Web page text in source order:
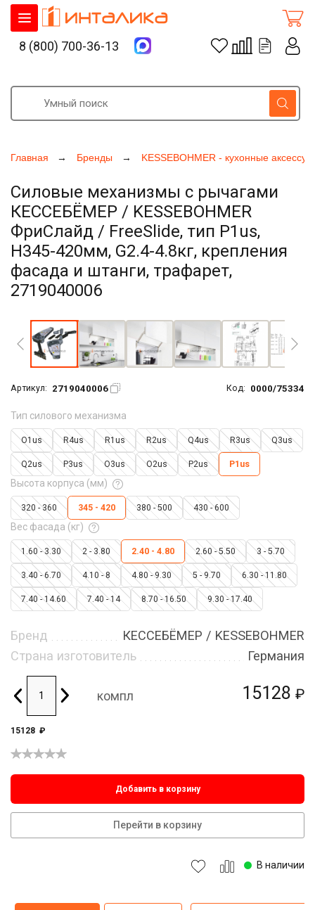
Главная Бренды KESSEBOHMER - кухонные
Силовые механизмы с рычагами
КЕССЕБЁМЕР / KESSEBOHMER
ФриСлайд / FreeSlide, тип P1us,
H345-420мм, G2.4-4.8кг, крепления
фасада и штанги, трафарет,
2719040006
Артикул: 2719040006 Код: 0000/75334
15128 ₽
Тип силового механизма
O1us R4us R1us R2us Q4us R3us Q3us
Q2us P3us O3us O2us P2us P1us
Высота корпуса (мм)
320 - 360 345 - 420 380 - 500 430 - 600
Вес фасада (кг)
1.60 - 3.30 2 - 3.80 2.40 - 4.80 2.60 - 5.50 3 - 5.70
3.40 - 6.70 4.10 - 8 4.80 - 9.30 5 - 9.70 6.30 - 11.80
7.40 - 14.60 7.40 - 14 8.70 - 16.50 9.30 - 17.40
Бренд
КЕССЕБЁМЕР / KESSEBOHMER
Страна изготовитель
Германия
компл
15128 ₽
Добавить в корзину
Перейти в корзину
В наличии
8 (800) 700-36-13